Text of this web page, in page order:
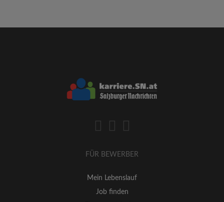
FÜR BEWERBER
Mein Lebenslauf
Job finden